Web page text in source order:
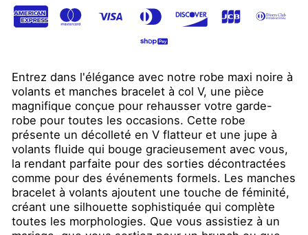
Entrez dans l'élégance avec notre robe maxi noire à
volants et manches bracelet à col V, une pièce
magnifique conçue pour rehausser votre garde-
robe pour toutes les occasions. Cette robe
présente un décolleté en V flatteur et une jupe à
volants fluide qui bouge gracieusement avec vous,
la rendant parfaite pour des sorties décontractées
comme pour des événements formels. Les manches
bracelet à volants ajoutent une touche de féminité,
créant une silhouette sophistiquée qui complète
toutes les morphologies. Que vous assistiez à un